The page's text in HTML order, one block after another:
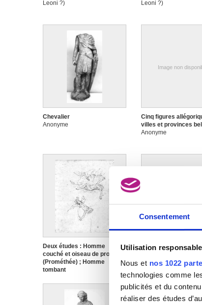
Consentement
Utilisation
Nous et nos 1022
technologies comme
publicités et du
réaliser des études
Leoni ?)
Leoni ?)
Chevalier
Anonyme
Image non
Cinq figures
villes et provinces
Anonyme
Deux études : Homme
couché et oiseau de proie
(Prométhée) ; Homme
tombant
Enfant